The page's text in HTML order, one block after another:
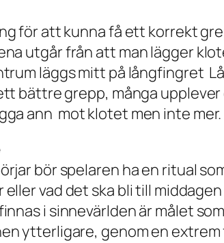
för att kunna få ett korrekt
utgår från att man lägger
läggs mitt på långfingret
bättre grepp, många
ann mot klotet men inte
bör spelaren ha en ritual
eller vad det ska bli till
i sinnevärlden är målet
ytterligare, genom en extrem